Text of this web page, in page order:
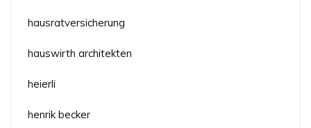
hausratversicherung
hauswirth architekten
heierli
henrik becker